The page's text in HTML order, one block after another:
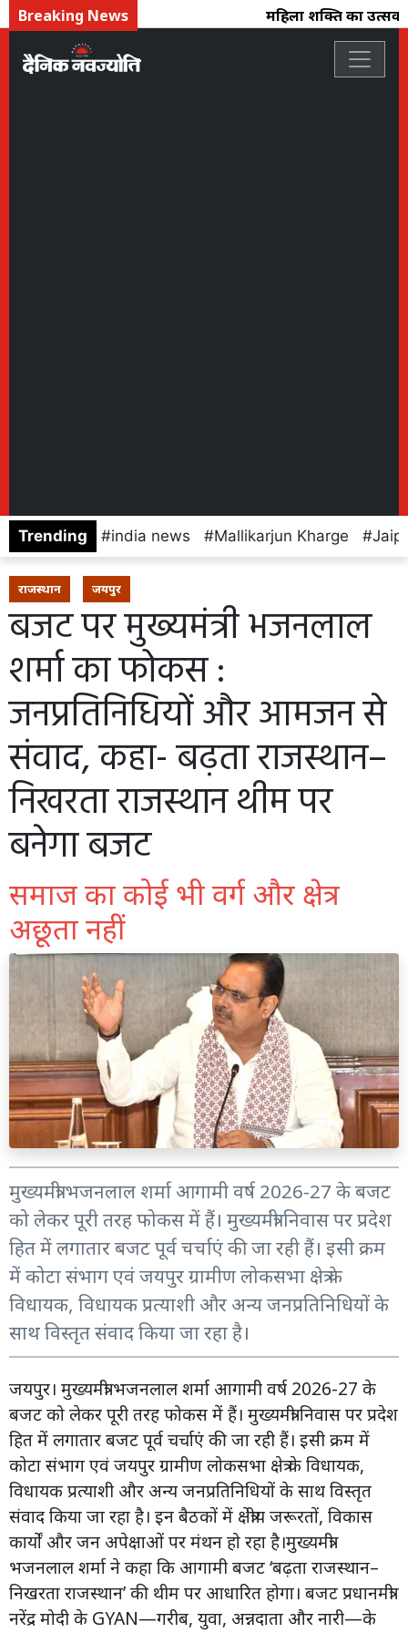
Breaking News महिला शक्ति का
Trending india news Mallikarjun Kharge
राजस्थान जयपुर
बजट पर मुख्यमंत्री भजनलाल
शर्मा का फोकस :
जनप्रतिनिधियों और आमजन से
संवाद, कहा- बढ़ता राजस्थान–
निखरता राजस्थान थीम पर
बनेगा बजट
समाज का कोई भी वर्ग और क्षेत्र
अछूता नहीं
मुख्यमंत्री भजनलाल शर्मा आगामी वर्ष 2026-27 के बजट
को लेकर पूरी तरह फोकस में हैं। मुख्यमंत्री निवास पर प्रदेश
हित में लगातार बजट पूर्व चर्चाएं की जा रही हैं। इसी क्रम
में कोटा संभाग एवं जयपुर ग्रामीण लोकसभा क्षेत्र के
विधायक, विधायक प्रत्याशी और अन्य जनप्रतिनिधियों के
साथ विस्तृत संवाद किया जा रहा है।
जयपुर। मुख्यमंत्री भजनलाल शर्मा आगामी वर्ष 2026-27 के
बजट को लेकर पूरी तरह फोकस में हैं। मुख्यमंत्री निवास पर प्रदेश
हित में लगातार बजट पूर्व चर्चाएं की जा रही हैं। इसी क्रम में
कोटा संभाग एवं जयपुर ग्रामीण लोकसभा क्षेत्र के विधायक,
विधायक प्रत्याशी और अन्य जनप्रतिनिधियों के साथ विस्तृत
संवाद किया जा रहा है। इन बैठकों में क्षेत्रीय जरूरतों, विकास
कार्यों और जन अपेक्षाओं पर मंथन हो रहा है।मुख्यमंत्री
भजनलाल शर्मा ने कहा कि आगामी बजट ‘बढ़ता राजस्थान–
निखरता राजस्थान’ की थीम पर आधारित होगा। बजट प्रधानमंत्री
नरेंद्र मोदी के GYAN—गरीब, युवा, अन्नदाता और नारी—के